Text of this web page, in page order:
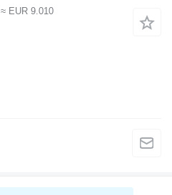
≈ EUR 9.010